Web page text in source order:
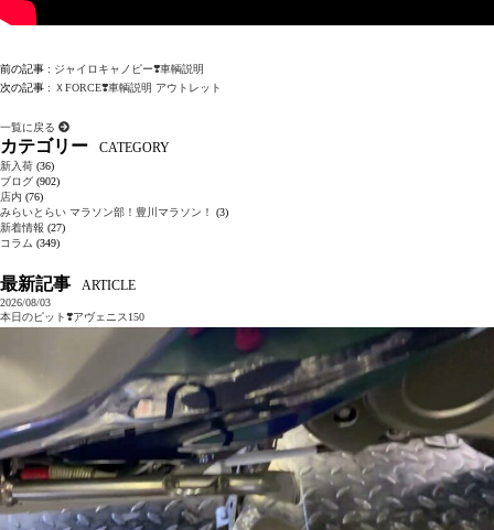
前の記事 : ジャイロキャノピー❣️車輌説明
次の記事 : ＸFORCE❣️車輌説明 アウトレット
一覧に戻る
カテゴリー CATEGORY
新入荷 (36)
ブログ (902)
店内 (76)
みらいとらい マラソン部！豊川マラソン！
(3)
新着情報 (27)
コラム (349)
最新記事 ARTICLE
2026/08/03
本日のピット❣️アヴェニス150